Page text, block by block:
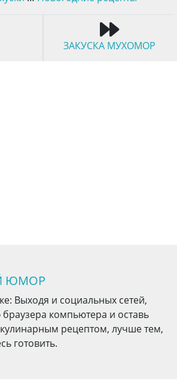
ЗАКУСКА МУХОМОР
ЮМОР
Выходя и социальных сетей,
компьютера и оставь
рецептом, лучше тем,
готовить.